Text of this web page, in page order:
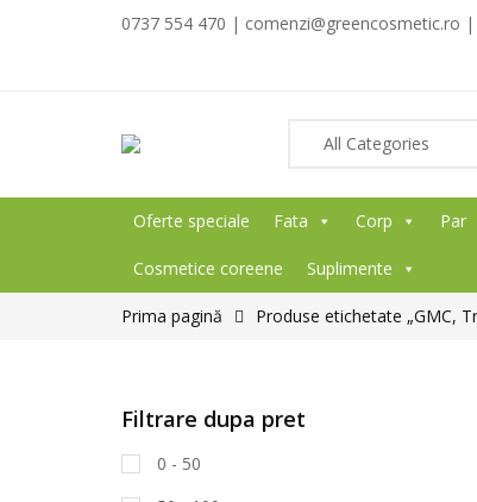
0737 554 470 | comenzi@greencosmetic.ro
Oferte speciale Fata Corp Par
Cosmetice coreene Suplimente
Prima pagină Produse etichetate „GMC,
Filtrare dupa pret
0 - 50